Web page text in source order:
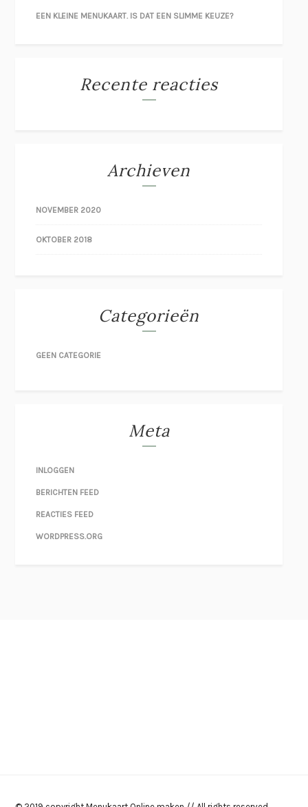
EEN KLEINE MENUKAART. IS DAT EEN SLIMME KEUZE?
Recente reacties
Archieven
NOVEMBER 2020
OKTOBER 2018
Categorieën
GEEN CATEGORIE
Meta
INLOGGEN
BERICHTEN FEED
REACTIES FEED
WORDPRESS.ORG